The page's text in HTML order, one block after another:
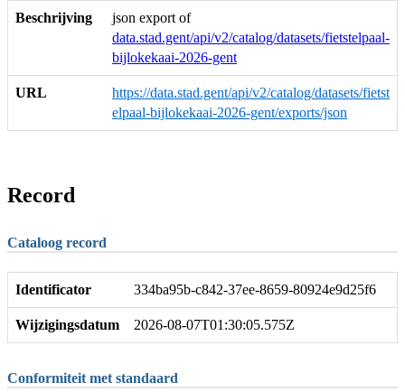
Beschrijving
json export of
data.stad.gent/api/v2/catalog/datasets/fietstelpaal-
bijlokekaai-2026-gent
URL
https://data.stad.gent/api/v2/catalog/datasets/fietst
elpaal-bijlokekaai-2026-gent/exports/json
Record
Cataloog record
Identificator 334ba95b-c842-37ee-8659-80924e9d25f6
Wijzigingsdatum 2026-08-07T01:30:05.575Z
Conformiteit met standaard